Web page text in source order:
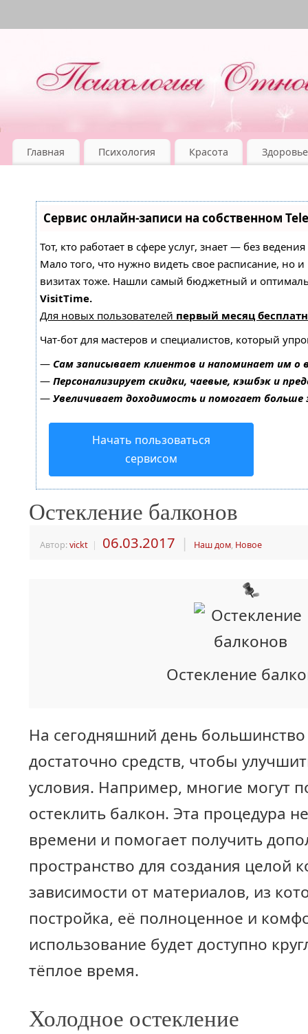
Главная Психология Красота Здоровье
Сервис онлайн-записи на собственном
Тот, кто работает в сфере услуг, знает — без
Мало того, что нужно видеть свое расписание, но
визитах тоже. Нашли самый бюджетный и
VisitTime.
Для новых пользователей первый месяц
Чат-бот для мастеров и специалистов, который
— Сам записывает клиентов и напоминает им о
— Персонализирует скидки, чаевые, кэшбэк и
— Увеличивает доходимость и помогает
Начать пользоваться
сервисом
Остекление балконов
Автор:vickt | 06.03.2017 | Наш дом, Новое
Остекление
На сегодняшний день
достаточно средств, чтобы
условия. Например, многие могут
остеклить балкон. Эта процедура
времени и помогает получить
пространство для создания целой
зависимости от материалов, из
постройка, её полноценное и
использование будет доступно
тёплое время.
Холодное остекление